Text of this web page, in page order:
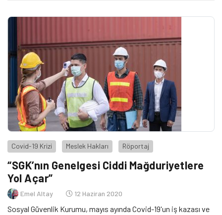
Covid-19 Krizi Meslek Hakları Röportaj
“SGK’nın Genelgesi Ciddi Mağduriyetlere
Yol Açar”
Emel Altay 12 Haziran 2020
Sosyal Güvenlik Kurumu, mayıs ayında Covid-19'un iş kazası ve